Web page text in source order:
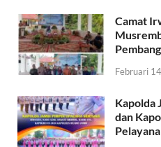
Camat
Februari
Kapolda
dan